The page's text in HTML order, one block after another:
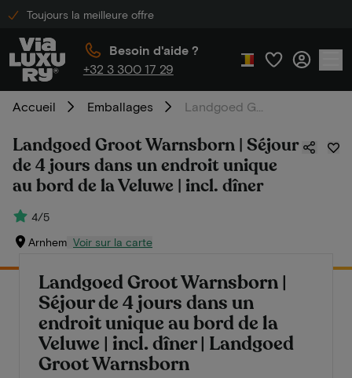
Toujours la meilleure offre
Besoin d'aide ?
+32 3 300 17 29
Accueil Emballages
Landgoed Groot Warnsborn | Séjour
de 4 jours dans un endroit unique
au bord de la Veluwe | incl. dîner
4/5
Arnhem Voir sur la carte
Landgoed Groot Warnsborn |
Séjour de 4 jours dans un
endroit unique au bord de la
Veluwe | incl. dîner | Landgoed
Groot Warnsborn